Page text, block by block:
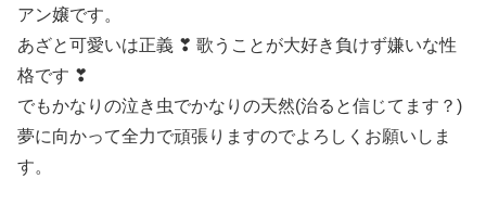
アン嬢です。
あざと可愛いは正義 ❣ 歌うことが大好き負けず嫌いな性
格です ❣
でもかなりの泣き虫でかなりの天然(治ると信じてます？)
夢に向かって全力で頑張りますのでよろしくお願いしま
す。